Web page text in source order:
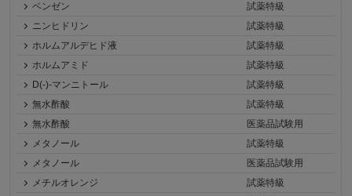
ベンゼン
試薬特級
ニンヒドリン
試薬特級
ホルムアルデヒド液
試薬特級
ホルムアミド
試薬特級
D(-)-マンニトール
試薬特級
無水酢酸
試薬特級
無水酢酸
医薬品試験用
メタノール
試薬特級
メタノール
医薬品試験用
メチルオレンジ
試薬特級